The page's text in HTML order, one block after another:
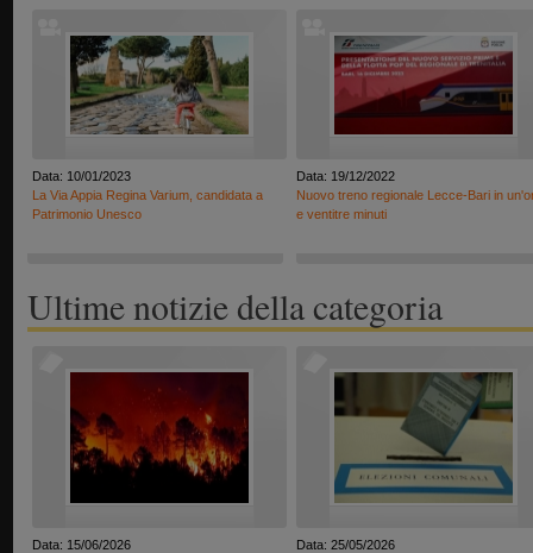
Data: 10/01/2023
La Via Appia Regina Varium, candidata a
Patrimonio Unesco
Data: 19/12/2022
Nuovo treno regionale Lecce-Bari in
e ventitre minuti
Ultime notizie della categoria
Data: 15/06/2026
Data: 25/05/2026